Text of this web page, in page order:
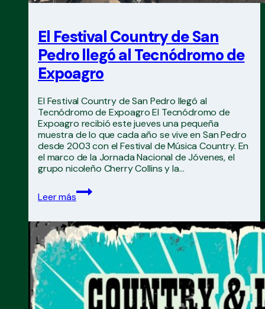
El Festival Country de San
Pedro llegó al Tecnódromo de
Expoagro
El Festival Country de San Pedro llegó al
Tecnódromo de Expoagro El Tecnódromo de
Expoagro recibió este jueves una pequeña
muestra de lo que cada año se vive en San Pedro
desde 2003 con el Festival de Música Country. En
el marco de la Jornada Nacional de Jóvenes, el
grupo nicoleño Cherry Collins y la…
Leer más
El
Festival
de
San
Pedro
llegó
al
Tecnódromo
de
Expoagro